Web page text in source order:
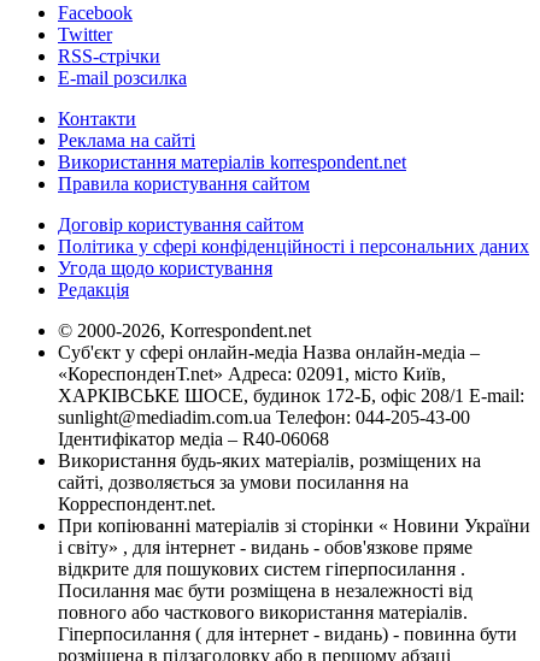
Facebook
Twitter
RSS-стрічки
E-mail розсилка
Контакти
Реклама на сайті
Використання матеріалів korrespondent.net
Правила користування сайтом
Договір користування сайтом
Політика у сфері конфіденційності і персональних даних
Угода щодо користування
Редакція
© 2000-2026, Korrespondent.net
Суб'єкт у сфері онлайн-медіа Назва онлайн-медіа –
«КореспонденТ.net» Адреса: 02091, місто Київ,
ХАРКІВСЬКЕ ШОСЕ, будинок 172-Б, офіс 208/1 E-mail:
sunlight@mediadim.com.ua Телефон: 044-205-43-00
Ідентифікатор медіа – R40-06068
Використання будь-яких матеріалів, розміщених на
сайті, дозволяється за умови посилання на
Корреспондент.net.
При копіюванні матеріалів зі сторінки « Новини України
і світу» , для інтернет - видань - обов'язкове пряме
відкрите для пошукових систем гіперпосилання .
Посилання має бути розміщена в незалежності від
повного або часткового використання матеріалів.
Гіперпосилання ( для інтернет - видань) - повинна бути
розміщена в підзаголовку або в першому абзаці